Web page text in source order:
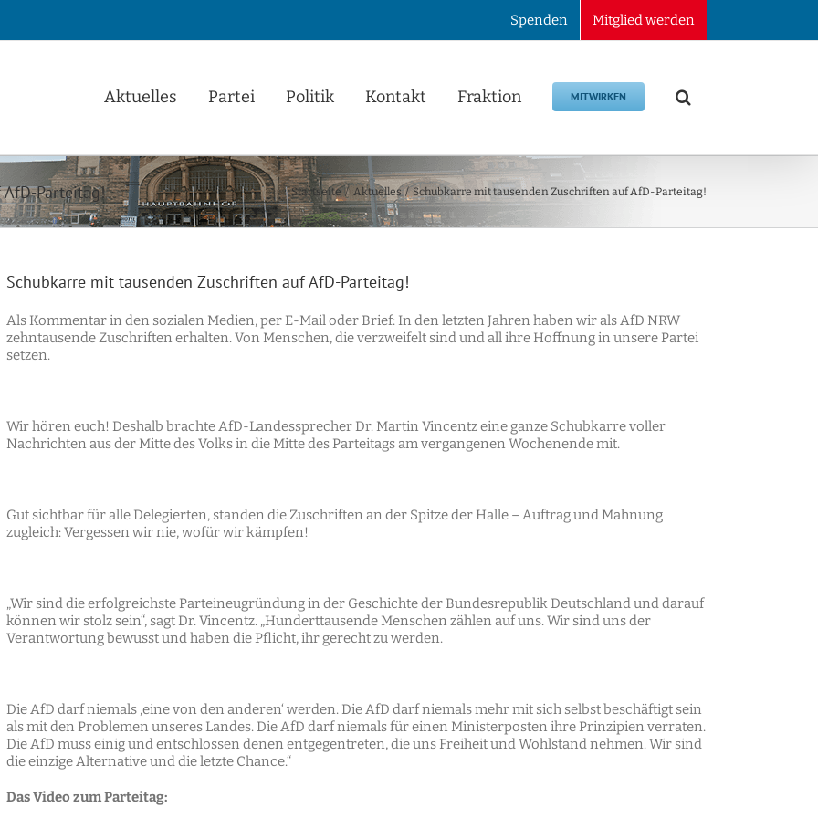
Spenden Mitglied werden
Aktuelles Partei Politik Kontakt Fraktion MITWIRKEN
Parteitag! Startseite Aktuelles Schubkarre mit tausenden Zuschriften auf AfD-Parteitag!
Schubkarre mit tausenden Zuschriften auf AfD-Parteitag!
Als Kommentar in den sozialen Medien, per E-Mail oder Brief: In den letzten Jahren haben wir als AfD NRW
zehntausende Zuschriften erhalten. Von Menschen, die verzweifelt sind und all ihre Hoffnung in unsere Partei
setzen.
Wir hören euch! Deshalb brachte AfD-Landessprecher Dr. Martin Vincentz eine ganze Schubkarre voller
Nachrichten aus der Mitte des Volks in die Mitte des Parteitags am vergangenen Wochenende mit.
Gut sichtbar für alle Delegierten, standen die Zuschriften an der Spitze der Halle – Auftrag und Mahnung
zugleich: Vergessen wir nie, wofür wir kämpfen!
„Wir sind die erfolgreichste Parteineugründung in der Geschichte der Bundesrepublik Deutschland und darauf
können wir stolz sein“, sagt Dr. Vincentz. „Hunderttausende Menschen zählen auf uns. Wir sind uns der
Verantwortung bewusst und haben die Pflicht, ihr gerecht zu werden.
Die AfD darf niemals ‚eine von den anderen‘ werden. Die AfD darf niemals mehr mit sich selbst beschäftigt sein
als mit den Problemen unseres Landes. Die AfD darf niemals für einen Ministerposten ihre Prinzipien verraten.
Die AfD muss einig und entschlossen denen entgegentreten, die uns Freiheit und Wohlstand nehmen. Wir sind
die einzige Alternative und die letzte Chance.“
Das Video zum Parteitag: